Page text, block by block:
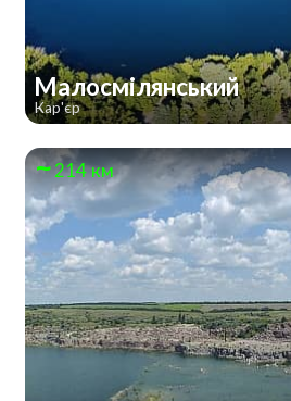
Малосмілянський
Кар'єр
214 км